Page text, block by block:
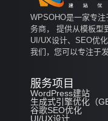
WPSOHO是一家专
务商， 提供从模板型
UI/UX设计、SEO优
我们，您可以专注于
服务项目
WordPress建站
生成式引擎优化（
谷歌SEO优化
UI/UX设计